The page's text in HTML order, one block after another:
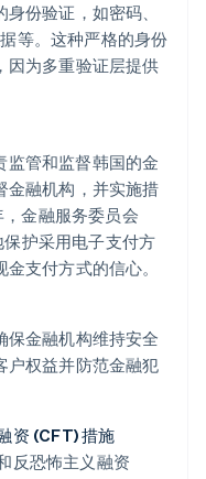
份验证，如密码、
等。这种严格的身份
因为多重验证层提供
监管和监督韩国的金
金融机构，并实施措
金融服务委员会
护采用电子支付方
支付方式的信心。
保金融机构维持安全
户权益并防范金融犯
资 (CFT) 措施
反恐怖主义融资